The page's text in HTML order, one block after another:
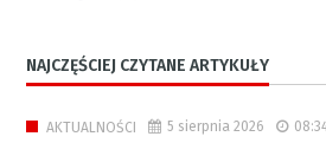
NAJCZĘŚCIEJ CZYTANE ARTYKUŁY
AKTUALNOŚCI 5 sierpnia 2026